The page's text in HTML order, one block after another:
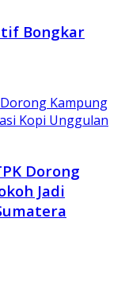
Bongkar
Dorong
Jadi